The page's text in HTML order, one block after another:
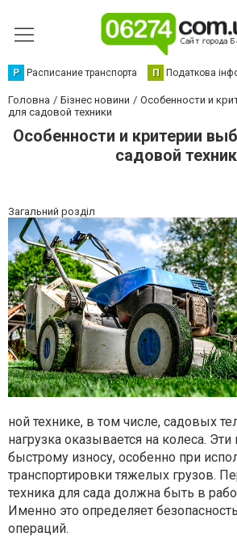
Р Расписание транспорта П Податкова
Головна Бізнес новини
Особенности и
для садовой техники
Особенности и критерии
садовой
Загальний розділ
ной технике, в том числе, садовых
нагрузка оказывается на колеса.
быстрому износу, особенно при
транспортировки тяжелых грузов.
техника для сада должна быть в
Именно это определяет
операций.